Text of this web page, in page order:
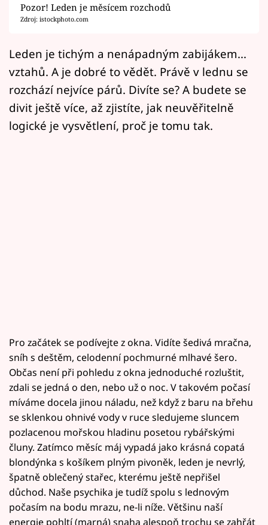
Filmový festival Karlovy Vary
Mámy sobě
Přihlášení
Pozor! Leden je měsícem rozchodů
Zdroj: istockphoto.com
Leden je tichým a nenápadným zabijákem...
vztahů. A je dobré to vědět. Právě v lednu se
rozchází nejvíce párů. Divíte se? A budete se
divit ještě více, až zjistíte, jak neuvěřitelně
logické je vysvětlení, proč je tomu tak.
Pro začátek se podívejte z okna. Vidíte šedivá mračna,
sníh s deštěm, celodenní pochmurné mlhavé šero.
Občas není při pohledu z okna jednoduché rozluštit,
zdali se jedná o den, nebo už o noc. V takovém počasí
míváme docela jinou náladu, než když z baru na břehu
se sklenkou ohnivé vody v ruce sledujeme sluncem
pozlacenou mořskou hladinu posetou rybářskými
čluny. Zatímco měsíc máj vypadá jako krásná copatá
blondýnka s košíkem plným pivoněk, leden je nevrlý,
špatně oblečený stařec, kterému ještě nepřišel
důchod. Naše psychika je tudíž spolu s lednovým
počasím na bodu mrazu, ne-li níže. Většinu naší
energie pohltí (marná) snaha alespoň trochu se zahřát